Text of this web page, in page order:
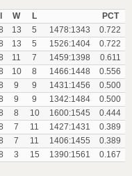
W L
PCT
13 5 1478:1343
0.722
13 5 1526:1404
0.722
11 7 1459:1398
0.611
10 8 1466:1448
0.556
9 9 1431:1456
0.500
9 9 1342:1484
0.500
8 10 1600:1545
0.444
7 11 1427:1431
0.389
7 11 1406:1455
0.389
3 15 1390:1561 0.167